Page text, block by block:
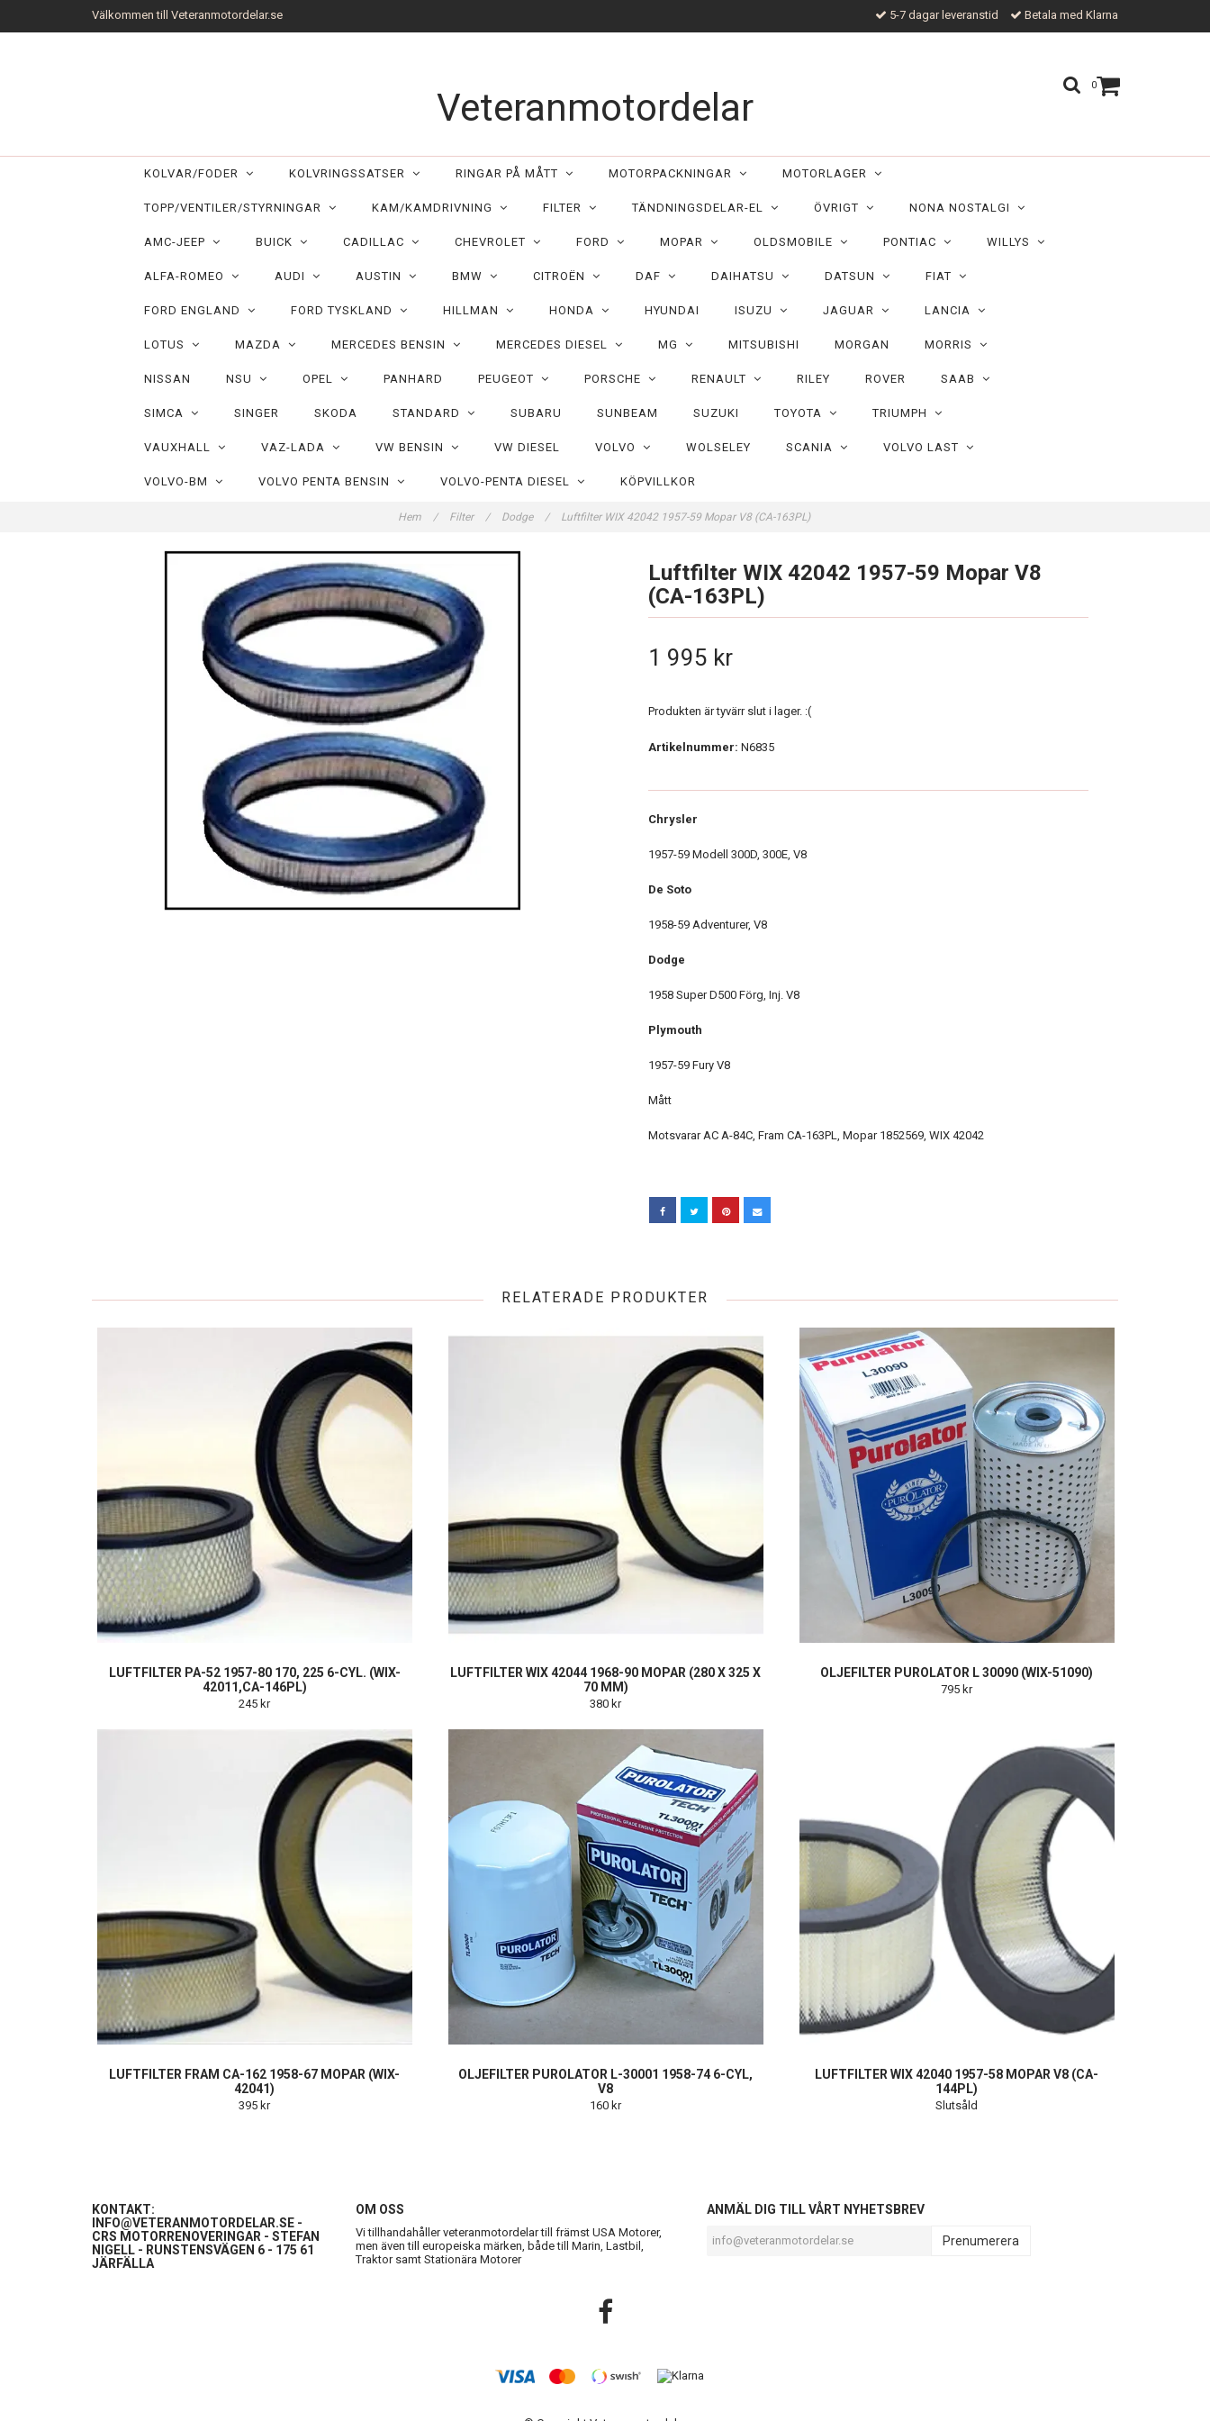
Välkommen till Veteranmotordelar.se 5-7 dagar leveranstid Betala med Klarna
0
Veteranmotordelar
KOLVAR/FODER KOLVRINGSSATSER RINGAR PÅ MÅTT MOTORPACKNINGAR MOTORLAGER
TOPP/VENTILER/STYRNINGAR KAM/KAMDRIVNING FILTER TÄNDNINGSDELAR-EL ÖVRIGT NONA NOSTALGI
AMC-JEEP BUICK CADILLAC CHEVROLET FORD MOPAR OLDSMOBILE PONTIAC WILLYS
ALFA-ROMEO AUDI AUSTIN BMW CITROËN DAF DAIHATSU DATSUN FIAT
FORD ENGLAND FORD TYSKLAND HILLMAN HONDA HYUNDAI ISUZU JAGUAR LANCIA
LOTUS MAZDA MERCEDES BENSIN MERCEDES DIESEL MG MITSUBISHI MORGAN MORRIS
NISSAN NSU OPEL PANHARD PEUGEOT PORSCHE RENAULT RILEY ROVER SAAB
SIMCA SINGER SKODA STANDARD SUBARU SUNBEAM SUZUKI TOYOTA TRIUMPH
VAUXHALL VAZ-LADA VW BENSIN VW DIESEL VOLVO WOLSELEY SCANIA VOLVO LAST
VOLVO-BM VOLVO PENTA BENSIN VOLVO-PENTA DIESEL KÖPVILLKOR
Hem / Filter / Dodge / Luftfilter WIX 42042 1957-59 Mopar V8 (CA-163PL)
Luftfilter WIX 42042 1957-59 Mopar V8
(CA-163PL)
1 995 kr
Produkten är tyvärr slut i lager. :(
Artikelnummer: N6835
Chrysler
1957-59 Modell 300D, 300E, V8
De Soto
1958-59 Adventurer, V8
Dodge
1958 Super D500 Förg, Inj. V8
Plymouth
1957-59 Fury V8
Mått
Motsvarar AC A-84C, Fram CA-163PL, Mopar 1852569, WIX 42042
RELATERADE PRODUKTER
LUFTFILTER PA-52 1957-80 170, 225 6-CYL. (WIX-
42011,CA-146PL)
245 kr
LUFTFILTER WIX 42044 1968-90 MOPAR (280 X 325 X
70 MM)
380 kr
OLJEFILTER PUROLATOR L 30090 (WIX-51090)
795 kr
LUFTFILTER FRAM CA-162 1958-67 MOPAR (WIX-
42041)
395 kr
OLJEFILTER PUROLATOR L-30001 1958-74 6-CYL,
V8
160 kr
LUFTFILTER WIX 42040 1957-58 MOPAR V8 (CA-
144PL)
Slutsåld
KONTAKT:
INFO@VETERANMOTORDELAR.SE -
CRS MOTORRENOVERINGAR - STEFAN
NIGELL - RUNSTENSVÄGEN 6 - 175 61
JÄRFÄLLA
OM OSS
Vi tillhandahåller veteranmotordelar till främst USA Motorer,
men även till europeiska märken, både till Marin, Lastbil,
Traktor samt Stationära Motorer
ANMÄL DIG TILL VÅRT NYHETSBREV
Prenumerera